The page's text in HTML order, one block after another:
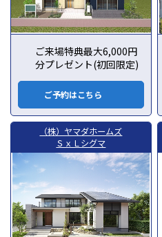
ご来場特典最大6,000円
分プレゼント(初回限定)
ご予約はこちら
（株）ヤマダホームズ
ＳｘＬシグマ